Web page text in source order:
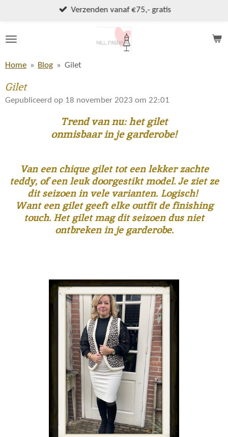
naar
hoofdinhoud
Wekelijks nieuwe collectie!
Home » Blog » Gilet
Gilet
Gepubliceerd op 18 november 2023 om 22:01
Trend van nu: het gilet
onmisbaar in je garderobe!
Van een chique gilet tot een lekker zachte
teddy, of een leuk doorgestikt model. Je ziet ze
dit seizoen in vele varianten. Logisch!
Want een gilet geeft elke outfit de finishing
touch. Het gilet mag dit seizoen dus niet
ontbreken in je garderobe.